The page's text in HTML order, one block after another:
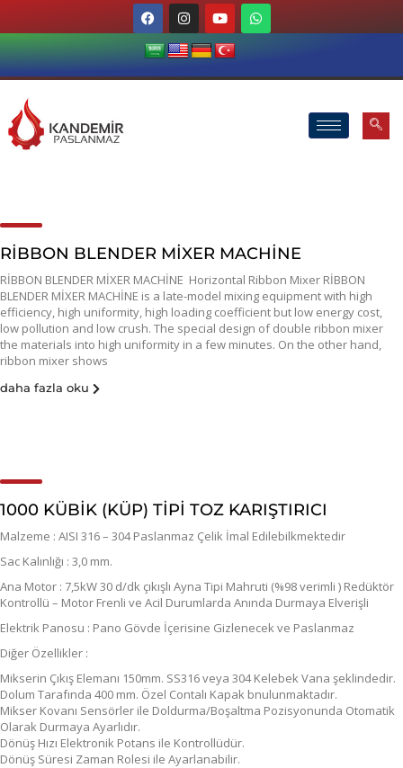
RİBBON BLENDER MİXER MACHİNE
RİBBON BLENDER MİXER MACHİNE Horizontal Ribbon Mixer RİBBON
BLENDER MİXER MACHİNE is a late-model mixing equipment with high
efficiency, high uniformity, high loading coefficient but low energy cost,
low pollution and low crush. The special design of double ribbon mixer
the materials into high uniformity in a few minutes. On the other hand,
ribbon mixer shows
daha fazla oku
1000 KÜBİK (KÜP) TİPİ TOZ KARIŞTIRICI
Malzeme : AISI 316 – 304 Paslanmaz Çelik İmal Edilebilkmektedir
Sac Kalınlığı : 3,0 mm.
Ana Motor : 7,5kW 30 d/dk çıkışlı Ayna Tipi Mahruti (%98 verimli ) Redüktör
Kontrollü – Motor Frenli ve Acil Durumlarda Anında Durmaya Elverişli
Elektrik Panosu : Pano Gövde İçerisine Gizlenecek ve Paslanmaz
Diğer Özellikler :
Mikserin Çıkış Elemanı 150mm. SS316 veya 304 Kelebek Vana şeklindedir.
Dolum Tarafında 400 mm. Özel Contalı Kapak bnulunmaktadır.
Mikser Kovanı Sensörler ile Doldurma/Boşaltma Pozisyonunda Otomatik
Olarak Durmaya Ayarlıdır.
Dönüş Hızı Elektronik Potans ile Kontrollüdür.
Dönüş Süresi Zaman Rolesi ile Ayarlanabilir.